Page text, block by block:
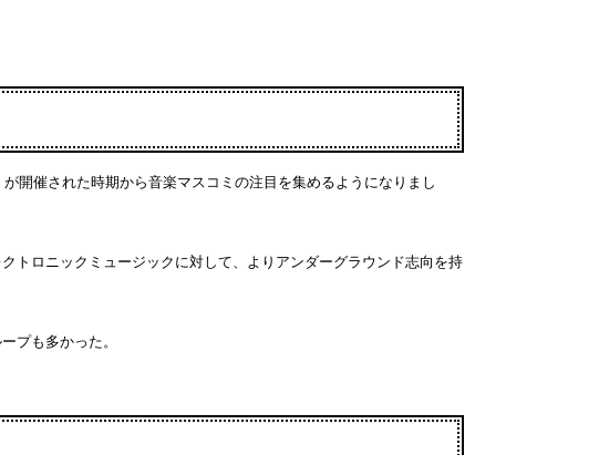
開催された時期から音楽マスコミの注目を集めるようになりまし
トロニックミュージックに対して、よりアンダーグラウンド志向を持
プも多かった。